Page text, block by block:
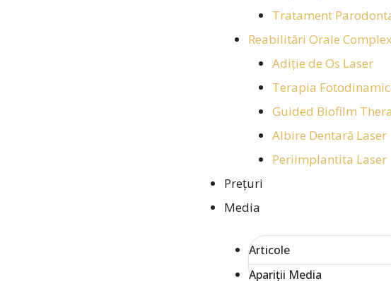
Tratament
Reabilitări Orale
Adiție de Os Laser
Terapia
Guided Biofilm
Albire Dentară Laser
Periimplantita Laser
Prețuri
Media
Articole
Apariții Media